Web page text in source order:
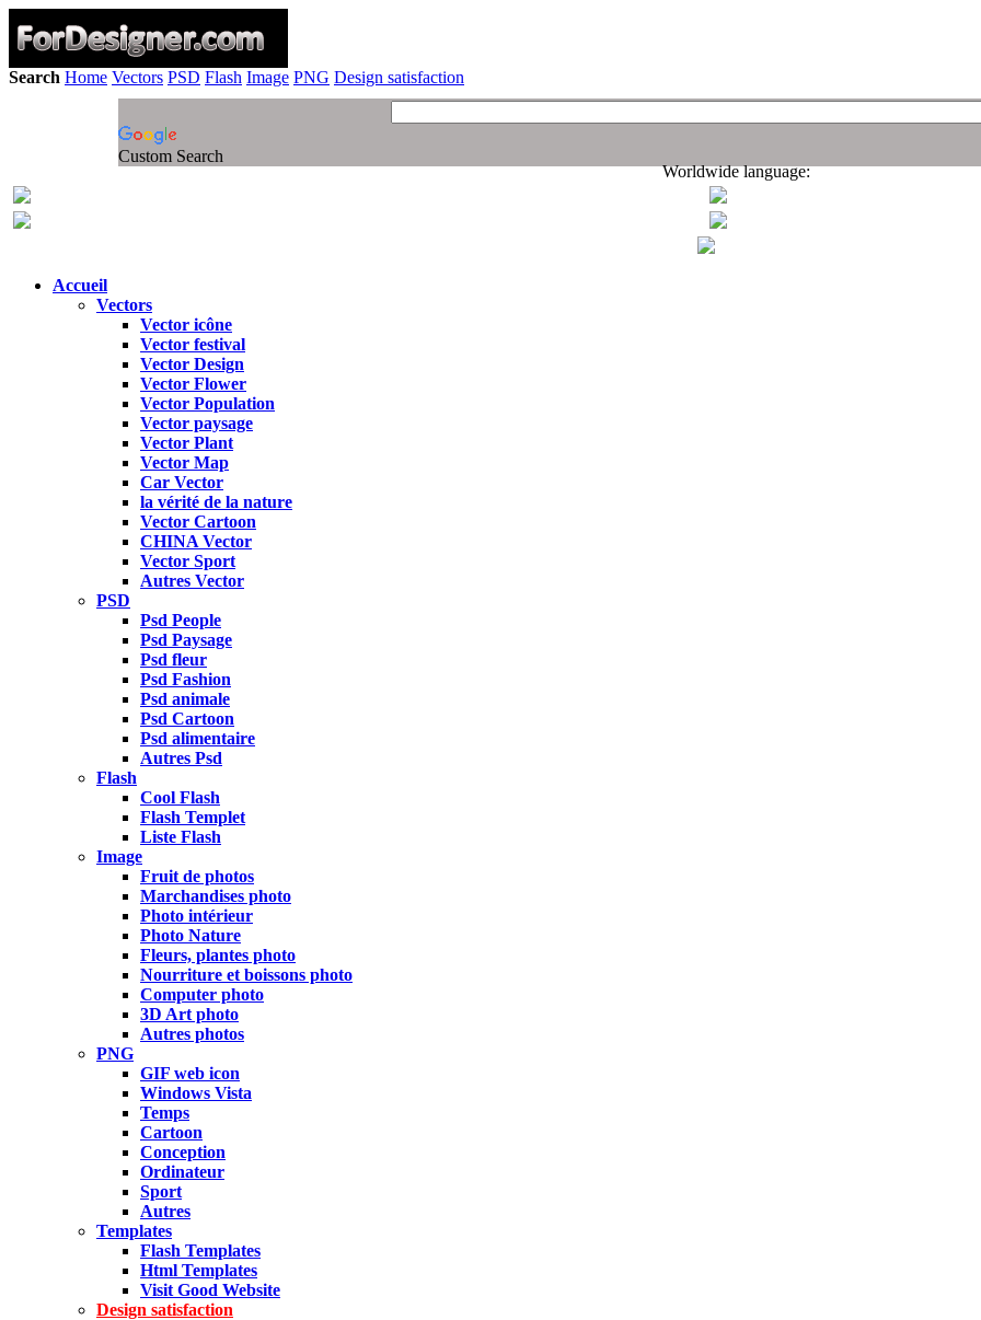
Search Home Vectors PSD Flash Image PNG Design satisfaction
Custom Search
Worldwide language:
Accueil
Vectors
Vector icône
Vector festival
Vector Design
Vector Flower
Vector Population
Vector paysage
Vector Plant
Vector Map
Car Vector
la vérité de la nature
Vector Cartoon
CHINA Vector
Vector Sport
Autres Vector
PSD
Psd People
Psd Paysage
Psd fleur
Psd Fashion
Psd animale
Psd Cartoon
Psd alimentaire
Autres Psd
Flash
Cool Flash
Flash Templet
Liste Flash
Image
Fruit de photos
Marchandises photo
Photo intérieur
Photo Nature
Fleurs, plantes photo
Nourriture et boissons photo
Computer photo
3D Art photo
Autres photos
PNG
GIF web icon
Windows Vista
Temps
Cartoon
Conception
Ordinateur
Sport
Autres
Templates
Flash Templates
Html Templates
Visit Good Website
Design satisfaction